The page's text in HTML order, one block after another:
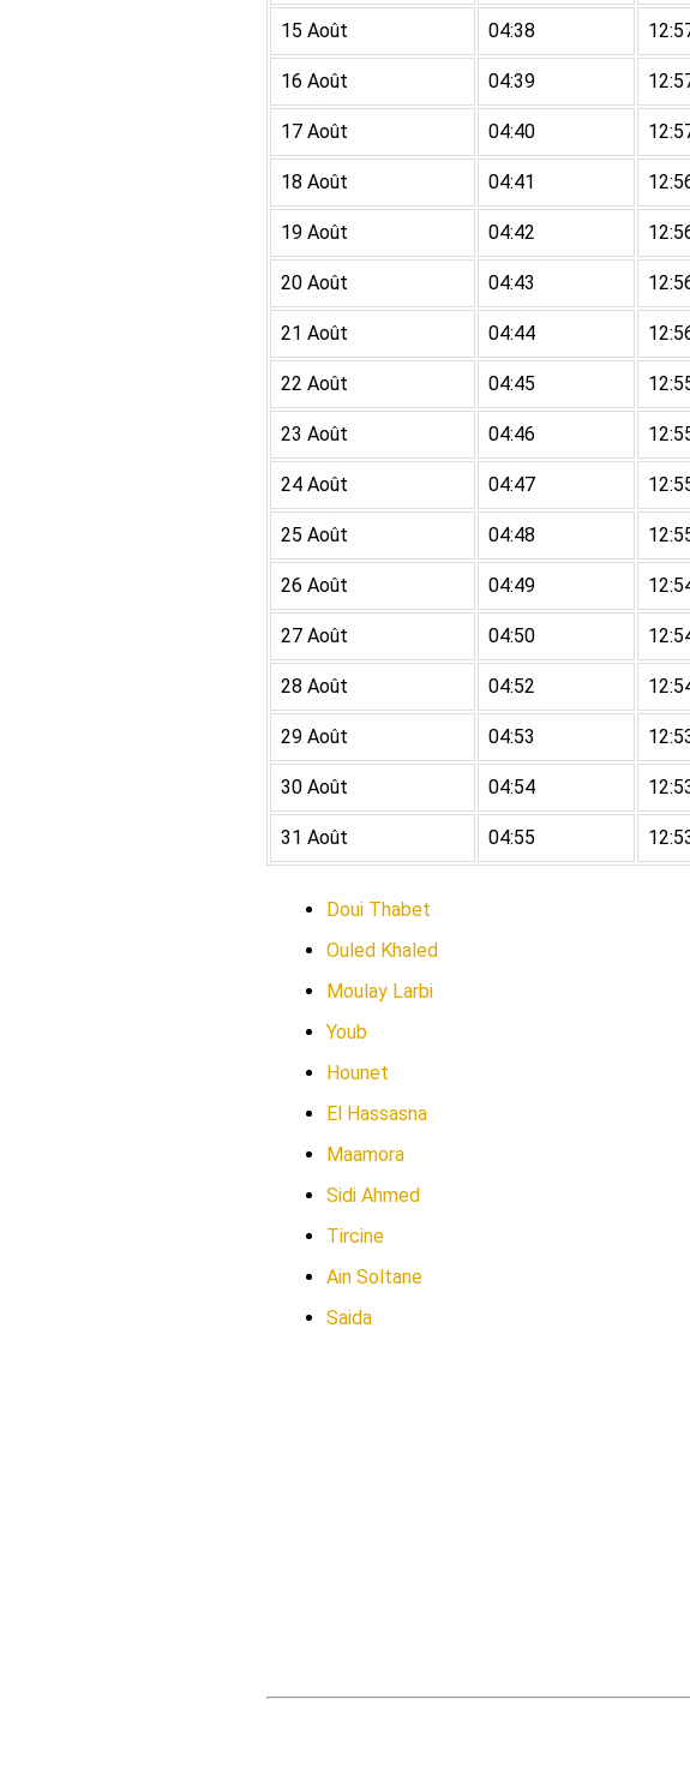
15 Août 04:38
16 Août 04:39
17 Août 04:40
18 Août 04:41
19 Août 04:42
20 Août 04:43
21 Août 04:44
22 Août 04:45
23 Août 04:46
24 Août 04:47
25 Août 04:48
26 Août 04:49
27 Août 04:50
28 Août 04:52
29 Août 04:53
30 Août 04:54
31 Août 04:55
Doui Thabet
Ouled Khaled
Moulay Larbi
Youb
Hounet
El Hassasna
Maamora
Sidi Ahmed
Tircine
Ain Soltane
Saida